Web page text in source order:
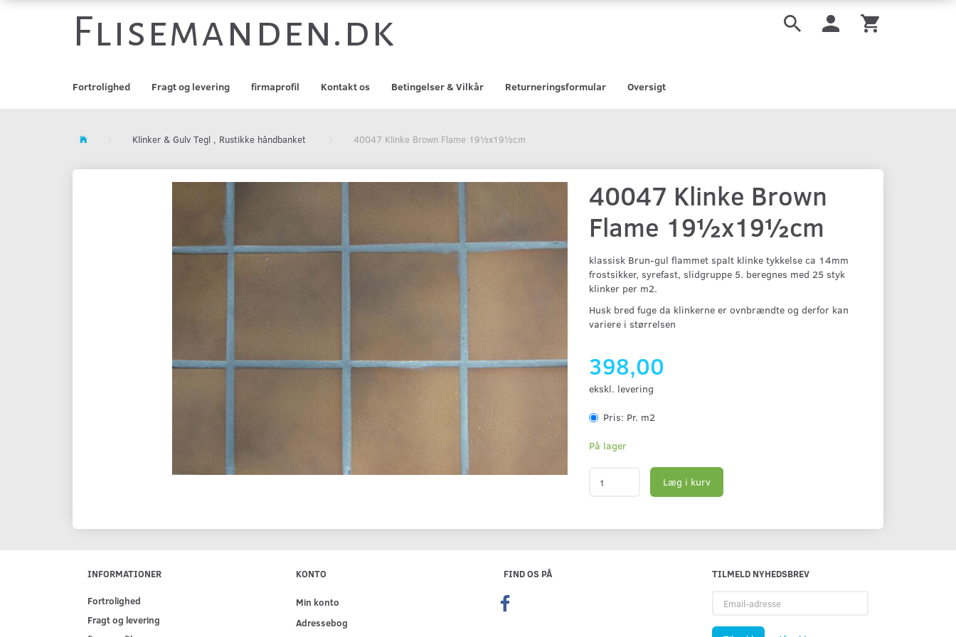
Flisemanden.dk
Fortrolighed Fragt og levering firmaprofil Kontakt os Betingelser & Vilkår Returneringsformular Oversigt
Klinker & Gulv Tegl , Rustikke håndbanket 40047 Klinke Brown Flame 19½x19½cm
40047 Klinke Brown
Flame 19½x19½cm
klassisk Brun-gul flammet spalt klinke tykkelse ca 14mm
frostsikker, syrefast, slidgruppe 5. beregnes med 25 styk
klinker per m2.
Husk bred fuge da klinkerne er ovnbrændte og derfor kan
variere i størrelsen
398,00
ekskl. levering
Pris: Pr. m2
På lager
Læg i kurv
INFORMATIONER
Fortrolighed
Fragt og levering
KONTO
Min konto
Adressebog
FIND OS PÅ
TILMELD NYHEDSBREV
adresse